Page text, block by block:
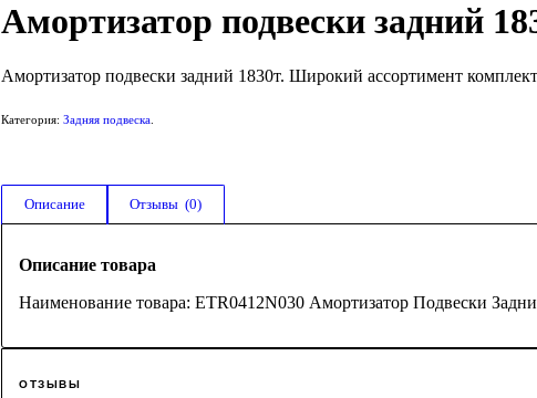
Амортизатор подвески задний
Амортизатор подвески задний 1830т. Широкий ассортимент
Категория:Задняя подвеска
Описание Отзывы  (0)
Описание товара
Наименование товара: ETR0412N030 Амортизатор Подвески
ОТЗЫВЫ